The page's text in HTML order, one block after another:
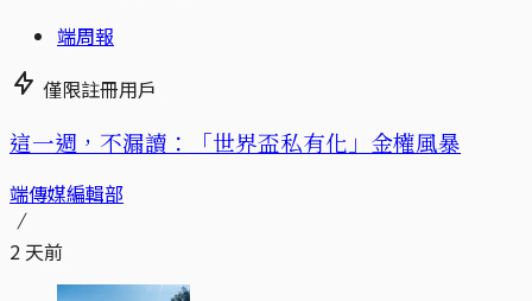
端周報
僅限註冊用戶
這一週，不漏讀：「世界盃私有化」金權風暴
端傳媒編輯部
2 天前